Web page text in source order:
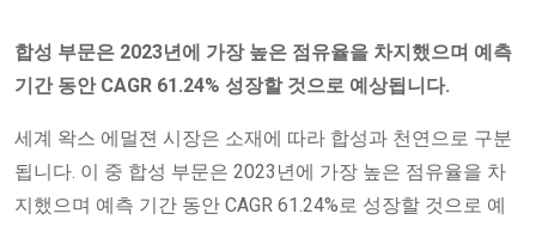
합성 부문은 2023년에 가장 높은 점유율을 차지했으며 예측
기간 동안 CAGR 61.24% 성장할 것으로 예상됩니다.
세계 왁스 에멀젼 시장은 소재에 따라 합성과 천연으로 구분
됩니다. 이 중 합성 부문은 2023년에 가장 높은 점유율을 차
지했으며 예측 기간 동안 CAGR 61.24%로 성장할 것으로 예